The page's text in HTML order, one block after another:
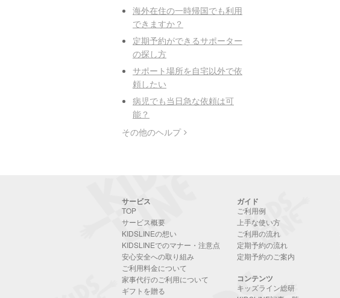
海外在住の一時帰国でも利用
できますか？
定期予約ができるサポーター
の探し方
サポート場所を自宅以外で依
頼したい
病児でも当日急な依頼は可
能？
その他のヘルプ
サービス
TOP
サービス概要
KIDSLINEの想い
KIDSLINEでのマナー・注意点
安心安全への取り組み
ご利用料金について
家事代行のご利用について
ギフトを贈る
ガイド
ご利用例
上手な使い方
ご利用の流れ
定期予約の流れ
定期予約のご案内
コンテンツ
キッズライン総研